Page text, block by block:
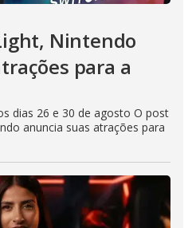
Nintendo
para a
dias 26 e 30 de agosto O post
anuncia suas atrações para